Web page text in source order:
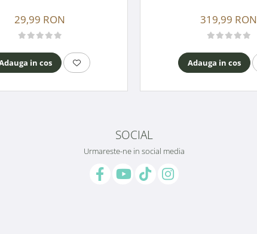
29,99 RON
in cos
319,99 RON
Adauga in cos
SOCIAL
Urmareste-ne in social media